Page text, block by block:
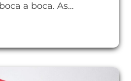
a boca. As…